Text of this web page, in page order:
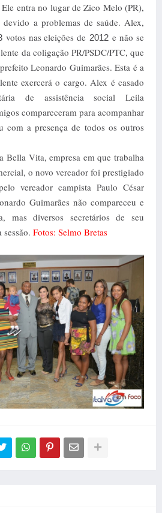
entra no lugar de Zico Melo (PR),
devido a problemas de saúde. Alex,
votos nas eleições de 2012 e não se
da coligação PR/PSDC/PTC, que
Leonardo Guimarães. Esta é a
exercerá o cargo. Alex é casado
de assistência social Leila
compareceram para acompanhar
com a presença de todos os outros
Bella Vita, empresa em que trabalha
o novo vereador foi prestigiado
vereador campista Paulo César
Guimarães não compareceu e
mas diversos secretários de seu
Fotos: Selmo Bretas